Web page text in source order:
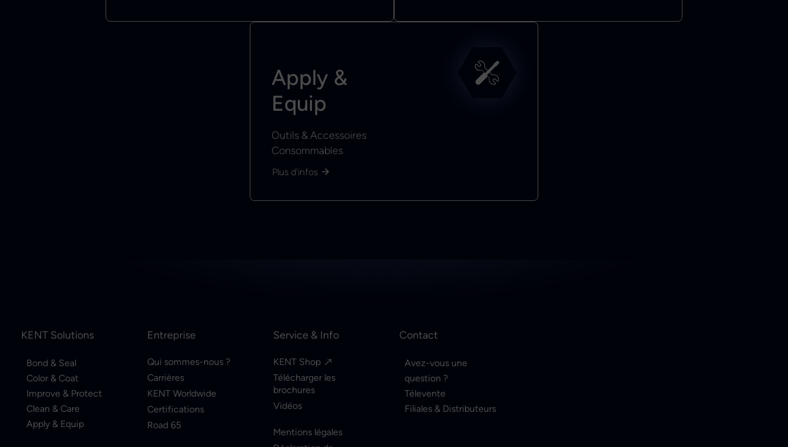
Apply &
Equip
Outils & Accessoires
Consommables
Plus d'infos
KENT Solutions
Bond & Seal
Color & Coat
Improve & Protect
Clean & Care
Apply & Equip
Entreprise
Qui sommes-nous ?
Carrières
KENT Worldwide
Certifications
Road 65
Service & Info
KENT Shop
Télécharger les
brochures
Vidéos
Mentions légales
Contact
Avez-vous une
question ?
Télevente
Filiales & Distributeurs